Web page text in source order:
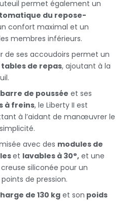
permet également un
du repose-
confort maximal et un
membres inférieurs.
de ses accoudoirs permet un
de repas, ajoutant à la
de poussée et ses
à freins, le Liberty II est
à l’aidant de manœuvrer le
avec des modules de
et lavables à 30°, et une
siliconée pour un
de pression.
de 130 kg et son poids